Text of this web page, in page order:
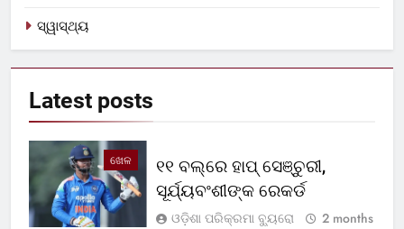
ସ୍ୱାସ୍ଥ୍ୟ
Latest posts
ଖେଳ
୧୧ ବଲ୍‌ରେ ହାପ୍ ସେଞ୍ଚୁରୀ,
ସୂର୍ଯ୍ୟବଂଶୀଙ୍କ ରେକର୍ଡ
ଓଡ଼ିଶା ପରିକ୍ରମା ବ୍ୟୁରୋ
2 months